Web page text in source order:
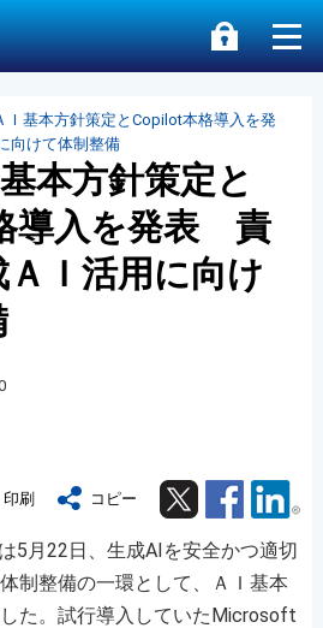
基本方針策定とCopilot本格導入を発
向けて体制整備
本方針策定と
導入を発表 責
Ｉ活用に向け
印刷 コピー Twitter Facebook
5月22日、生成AIを安全かつ適切
制整備の一環として、ＡＩ基本
た。試行導入していたMicrosoft